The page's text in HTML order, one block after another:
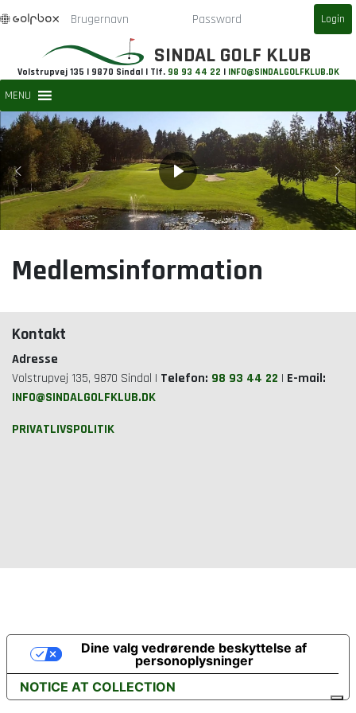
SINDAL GOLF KLUB
Volstrupvej 135 | 9870 Sindal | Tlf. 98 93 44 22 | INFO@SINDALGOLFKLUB.DK
MENU
Medlemsinformation
Kontakt
Adresse
Volstrupvej 135, 9870 Sindal | Telefon: 98 93 44 22 | E-mail:
INFO@SINDALGOLFKLUB.DK
PRIVATLIVSPOLITIK
NOTICE AT COLLECTION
Dine valg vedrørende beskyttelse af
personoplysninger